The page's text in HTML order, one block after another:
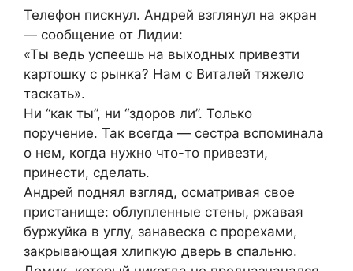
Телефон пискнул. Андрей взглянул на экран
— сообщение от Лидии:
«Ты ведь успеешь на выходных привезти
картошку с рынка? Нам с Виталей тяжело
таскать».
Ни “как ты”, ни “здоров ли”. Только
поручение. Так всегда — сестра вспоминала
о нем, когда нужно что-то привезти,
принести, сделать.
Андрей поднял взгляд, осматривая свое
пристанище: облупленные стены, ржавая
буржуйка в углу, занавеска с прорехами,
закрывающая хлипкую дверь в спальню.